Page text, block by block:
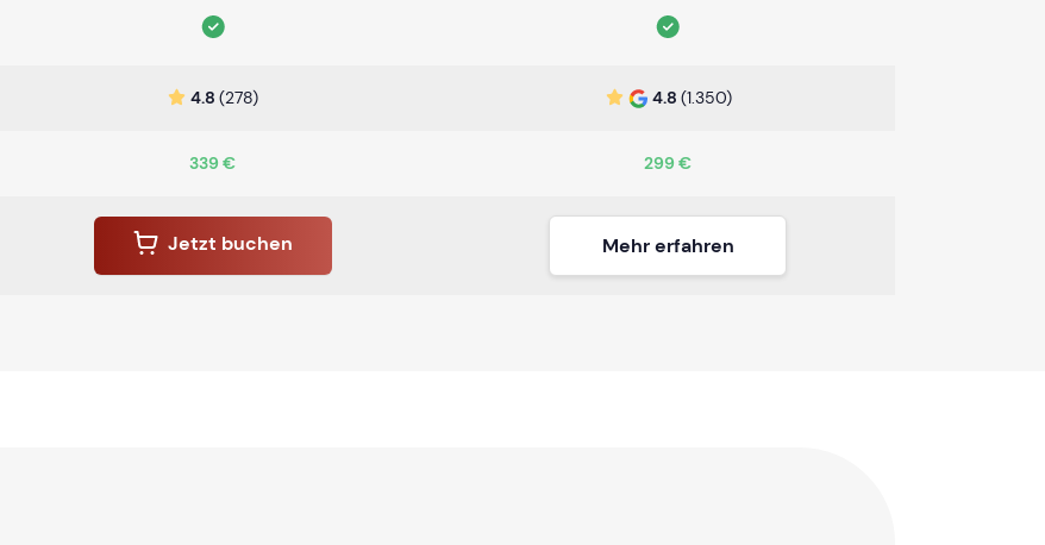
4.8 (278) 4.8 (1.350)
339 € 299 €
Jetzt buchen Mehr erfahren